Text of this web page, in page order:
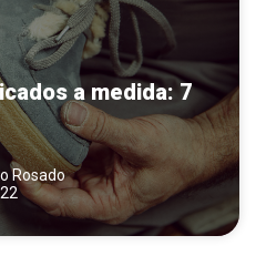
a medida: 7
Rosado